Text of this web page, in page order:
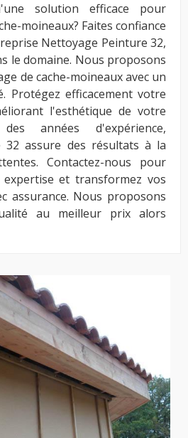
solution efficace pour
moineaux? Faites confiance
Nettoyage Peinture 32,
le domaine. Nous proposons
de cache-moineaux avec un
Protégez efficacement votre
l'esthétique de votre
années d'expérience,
32 assure des résultats à la
Contactez-nous pour
et transformez vos
assurance. Nous proposons
au meilleur prix alors